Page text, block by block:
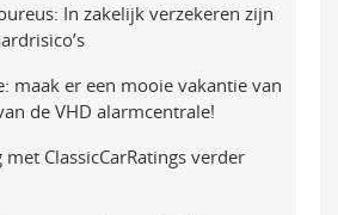
In zakelijk verzekeren zijn
maak er een mooie vakantie van
de VHD alarmcentrale!
ClassicCarRatings verder